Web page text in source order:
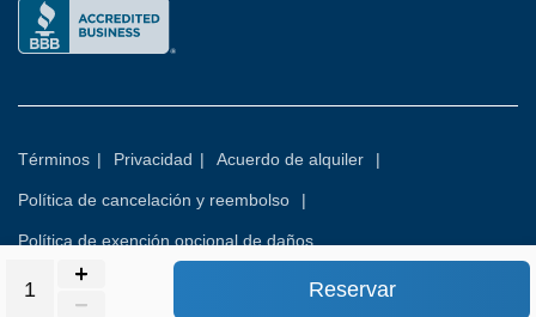
Reservar
Términos | Privacidad | Acuerdo de alquiler |
Política de cancelación y reembolso |
Política de exención opcional de daños
© 2026 Todos los derechos reservados.